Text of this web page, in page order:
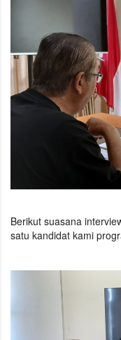
Berikut suasana
satu kandidat kami